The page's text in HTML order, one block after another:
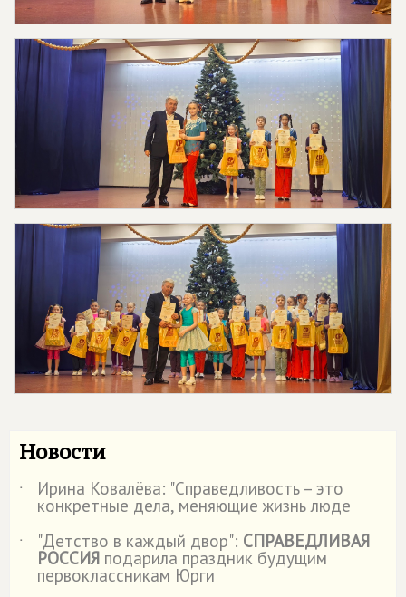
Новости
˙ Ирина Ковалёва: "Справедливость – это
конкретные дела, меняющие жизнь люде
˙
"Детство в каждый двор": СПРАВЕДЛИВАЯ
РОССИЯ подарила праздник будущим
первоклассникам Юрги